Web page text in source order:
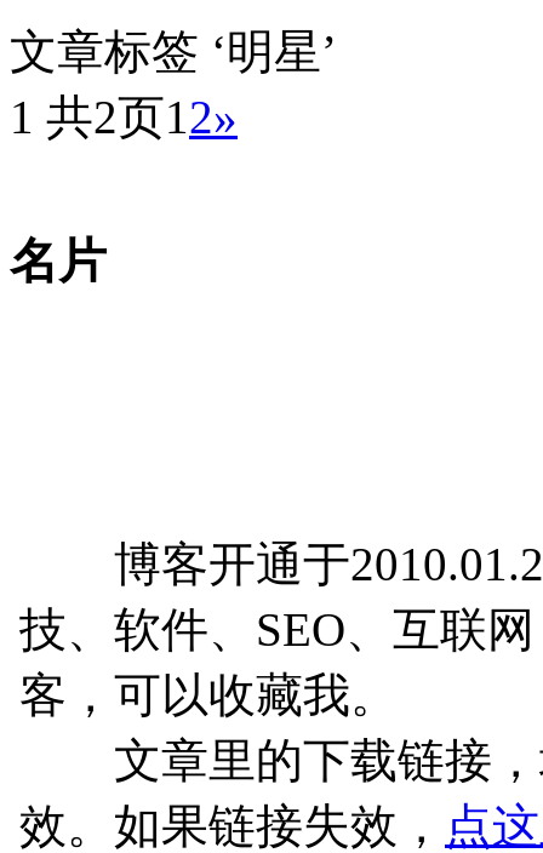
文章标签 ‘明星’
1 共2页12»
名片
博客开通于
技、软件、SEO、互联
客，可以收藏我。
文章里的下载链接，
效。如果链接失效， 点